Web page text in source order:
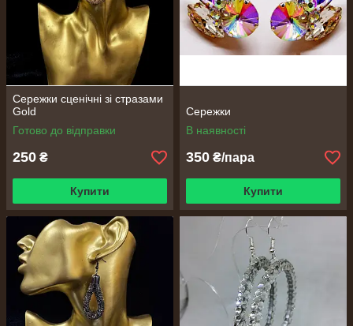
Сережки сценічні зі стразами
Gold
Готово до відправки
250 ₴
Купити
Сережки
В наявності
350 ₴/пара
Купити